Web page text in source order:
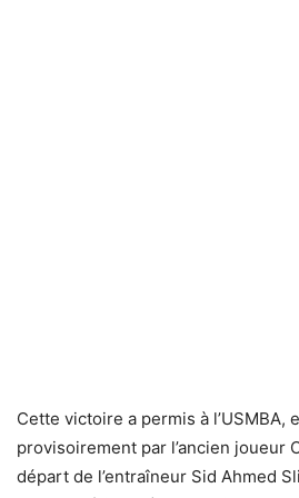
Cette victoire a permis à l’USMBA,
provisoirement par l’ancien joueur
départ de l’entraîneur Sid Ahmed